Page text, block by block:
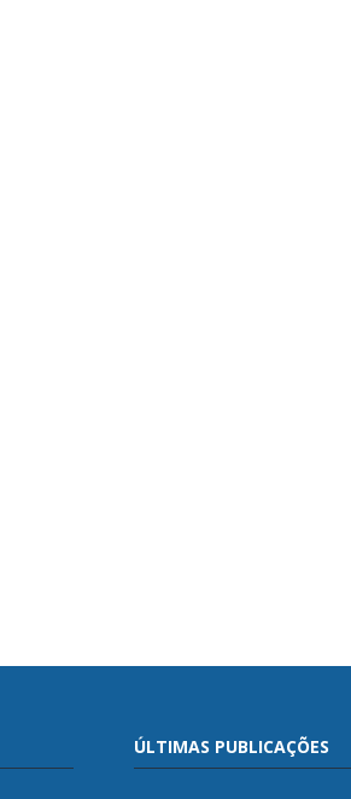
ÚLTIMAS PUBLICAÇÕES